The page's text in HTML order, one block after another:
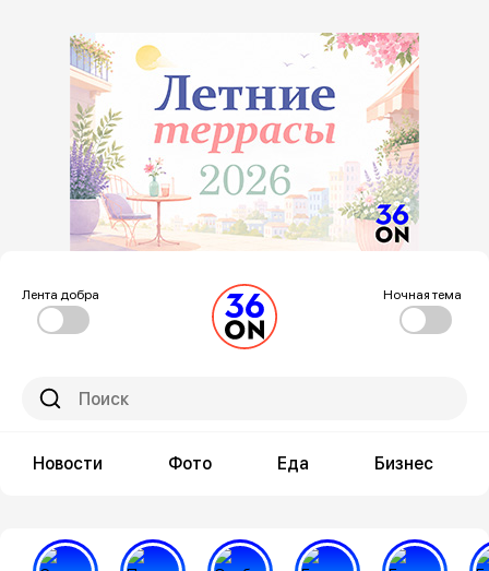
Лента добра Ночная тема
Новости Фото Еда Бизнес